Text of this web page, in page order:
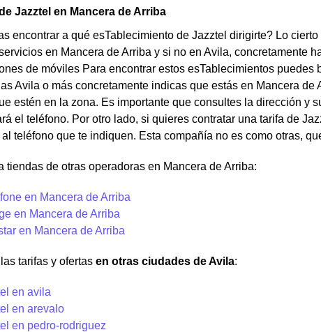
Jazztel en Mancera de Arriba
encontrar a qué esTablecimiento de Jazztel dirigirte? Lo
en Mancera de Arriba y si no en Avila, concretamente
de móviles Para encontrar estos esTablecimientos
Avila o más concretamente indicas que estás en Mancera
estén en la zona. Es importante que consultes la dirección y
el teléfono. Por otro lado, si quieres contratar una tarifa de
al teléfono que te indiquen. Esta compañía no es como otras,
tiendas de otras operadoras en Mancera de Arriba:
en Mancera de Arriba
en Mancera de Arriba
en Mancera de Arriba
tarifas y ofertas en otras ciudades de Avila:
en avila
en arevalo
en pedro-rodriguez